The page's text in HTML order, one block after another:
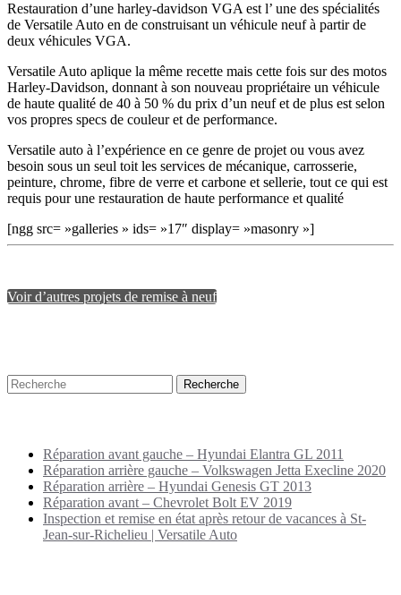
Restauration d’une harley-davidson VGA est l’ une des spécialités
de Versatile Auto en de construisant un véhicule neuf à partir de
deux véhicules VGA.
Versatile Auto aplique la même recette mais cette fois sur des motos
Harley-Davidson, donnant à son nouveau propriétaire un véhicule
de haute qualité de 40 à 50 % du prix d’un neuf et de plus est selon
vos propres specs de couleur et de performance.
Versatile auto à l’expérience en ce genre de projet ou vous avez
besoin sous un seul toit les services de mécanique, carrosserie,
peinture, chrome, fibre de verre et carbone et sellerie, tout ce qui est
requis pour une restauration de haute performance et qualité
[ngg src= »galleries » ids= »17″ display= »masonry »]
Voir d’autres projets de remise à neuf
Réparation avant gauche – Hyundai Elantra GL 2011
Réparation arrière gauche – Volkswagen Jetta Execline 2020
Réparation arrière – Hyundai Genesis GT 2013
Réparation avant – Chevrolet Bolt EV 2019
Inspection et remise en état après retour de vacances à St-
Jean-sur-Richelieu | Versatile Auto